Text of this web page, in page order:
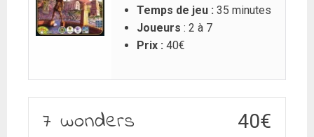
Temps de jeu : 35 minutes
Joueurs : 2 à 7
Prix : 40€
7 wonders 40€